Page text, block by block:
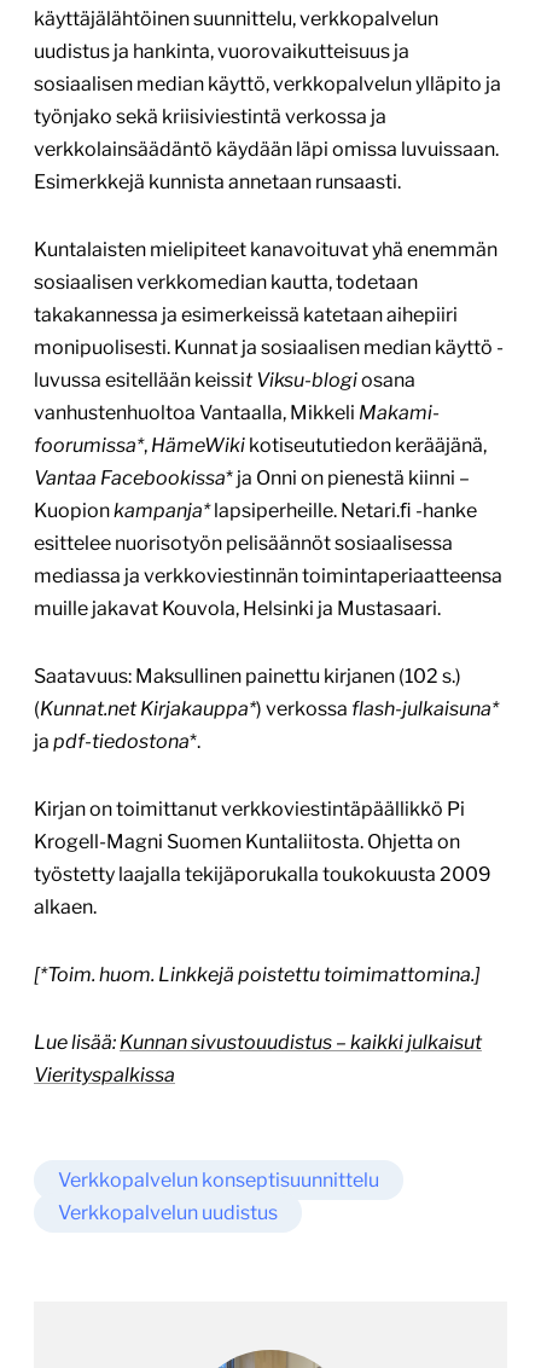
käyttäjälähtöinen suunnittelu, verkkopalvelun
uudistus ja hankinta, vuorovaikutteisuus ja
sosiaalisen median käyttö, verkkopalvelun ylläpito ja
työnjako sekä kriisiviestintä verkossa ja
verkkolainsäädäntö käydään läpi omissa luvuissaan.
Esimerkkejä kunnista annetaan runsaasti.
Kuntalaisten mielipiteet kanavoituvat yhä enemmän
sosiaalisen verkkomedian kautta, todetaan
takakannessa ja esimerkeissä katetaan aihepiiri
monipuolisesti. Kunnat ja sosiaalisen median käyttö -
luvussa esitellään keissit Viksu-blogiosana
vanhustenhuoltoa Vantaalla, Mikkeli Makami-
foorumissa*, HämeWiki kotiseututiedon kerääjänä,
Vantaa Facebookissa* ja Onni on pienestä kiinni –
Kuopionkampanja*lapsiperheille. Netari.ﬁ -hanke
esittelee nuorisotyön pelisäännöt sosiaalisessa
mediassa ja verkkoviestinnän toimintaperiaatteensa
muille jakavat Kouvola, Helsinki ja Mustasaari.
Saatavuus: Maksullinen painettu kirjanen (102 s.)
(Kunnat.net Kirjakauppa*) verkossa flash-julkaisuna*
ja pdf-tiedostona*.
Kirjan on toimittanut verkkoviestintäpäällikkö Pi
Krogell-Magni Suomen Kuntaliitosta. Ohjetta on
työstetty laajalla tekijäporukalla toukokuusta 2009
alkaen.
[*Toim. huom. Linkkejä poistettu toimimattomina.]
Lue lisää: Kunnan sivustouudistus – kaikki julkaisut
Vierityspalkissa
Verkkopalvelun konseptisuunnittelu
Verkkopalvelun uudistus